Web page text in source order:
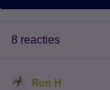
8 reacties
Ron H